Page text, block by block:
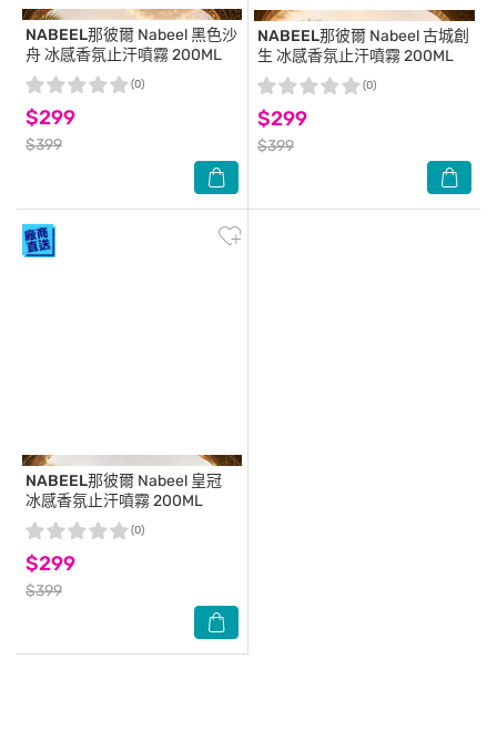
NABEEL那彼爾 Nabeel 黑色沙
舟 冰感香氛止汗噴霧 200ML
$299
$399
(0)
NABEEL那彼爾 Nabeel 古城創
生 冰感香氛止汗噴霧 200ML
$299
$399
(0)
NABEEL那彼爾 Nabeel 皇冠
冰感香氛止汗噴霧 200ML
$299
$399
(0)